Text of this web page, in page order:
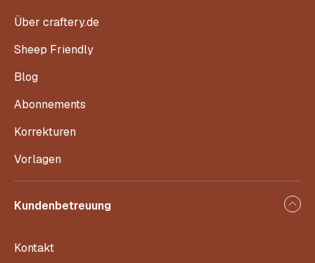
Über craftery.de
Sheep Friendly
Blog
Abonnements
Korrekturen
Vorlagen
Kundenbetreuung
Kontakt